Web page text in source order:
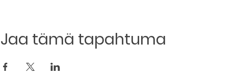
Jaa tämä tapahtuma